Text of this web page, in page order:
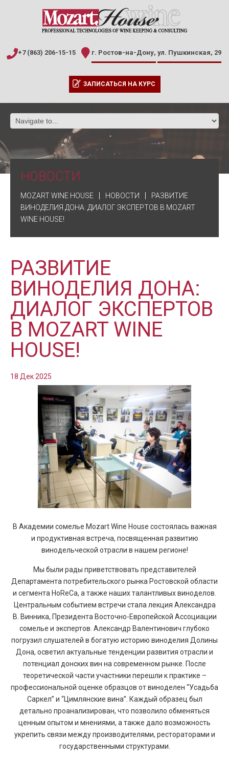
+7 (863) 206-15-15 г. Ростов-на-Дону, ул. Пушкинская, 29
ЗАПИСАТЬСЯ НА КУРС
НОВОСТИ
MOZART WINE HOUSE НОВОСТИ
РАЗВИТИЕ
ВИНОДЕЛИЯ ДОНА: ДИАЛОГ ЭКСПЕРТОВ В MOZART
WINE HOUSE!
РАЗВИТИЕ
ВИНОДЕЛИЯ ДОНА:
ДИАЛОГ ЭКСПЕРТОВ
В MOZART WINE
HOUSE!
18 Дек 2025
В Академии сомелье Mozart Wine House состоялась важная
и продуктивная встреча, посвященная развитию
винодельческой отрасли в нашем регионе!
Мы были рады приветствовать представителей
Департамента потребительского рынка Ростовской области
и сегмента HoReCa, а также наших талантливых виноделов.
Центральным событием встречи стала лекция Александра
В. Винника, Президента Восточно-Европейской Ассоциации
сомелье и экспертов. Александр Валентинович глубоко
погрузил слушателей в богатую историю виноделия Долины
Дона, осветил актуальные тенденции развития отрасли и
потенциал донских вин на современном рынке. После
теоретической части участники перешли к практике –
профессиональной оценке образцов от виноделен “Усадьба
Саркел” и “Цимлянские вина”. Каждый образец был
детально проанализирован, что позволило обменяться
ценным опытом и мнениями, а также дало возможность
укрепить связи между производителями, рестораторами и
государственными структурами.